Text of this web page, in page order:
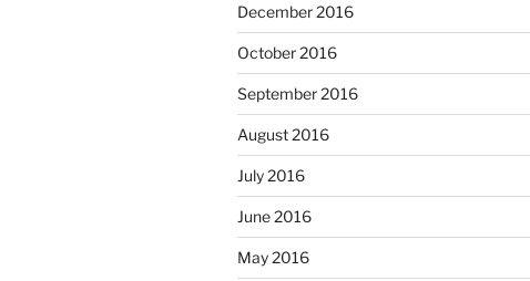
December 2016
October 2016
September 2016
August 2016
July 2016
June 2016
May 2016